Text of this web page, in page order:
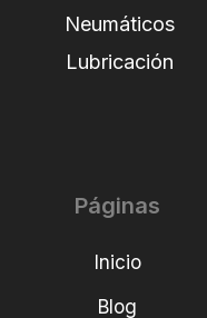
Neumáticos
Lubricación
Páginas
Inicio
Blog